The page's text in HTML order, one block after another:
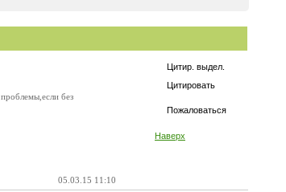
Цитир. выдел.
Цитировать
Пожаловаться
Наверх
без
05.03.15 11:10